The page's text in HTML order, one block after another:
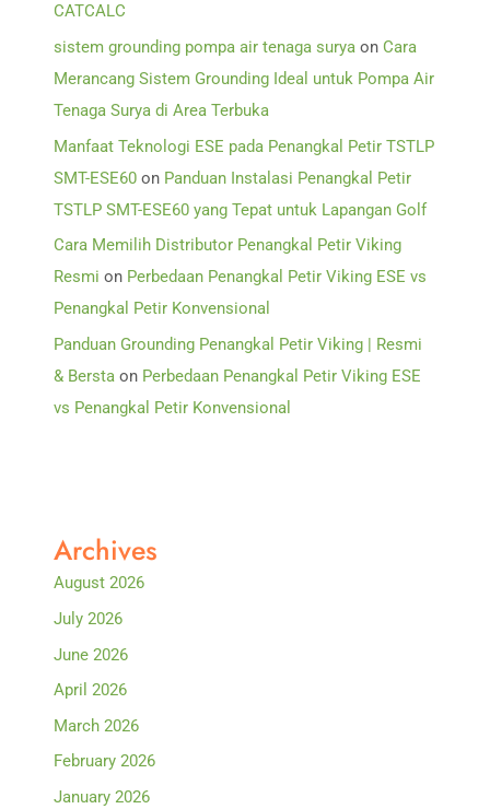
CATCALC
sistem grounding pompa air tenaga surya on Cara
Merancang Sistem Grounding Ideal untuk Pompa Air
Tenaga Surya di Area Terbuka
Manfaat Teknologi ESE pada Penangkal Petir TSTLP
SMT-ESE60 on Panduan Instalasi Penangkal Petir
TSTLP SMT-ESE60 yang Tepat untuk Lapangan Golf
Cara Memilih Distributor Penangkal Petir Viking
Resmi on Perbedaan Penangkal Petir Viking ESE vs
Penangkal Petir Konvensional
Panduan Grounding Penangkal Petir Viking | Resmi
& Bersta on Perbedaan Penangkal Petir Viking ESE
vs Penangkal Petir Konvensional
Archives
August 2026
July 2026
June 2026
April 2026
March 2026
February 2026
January 2026